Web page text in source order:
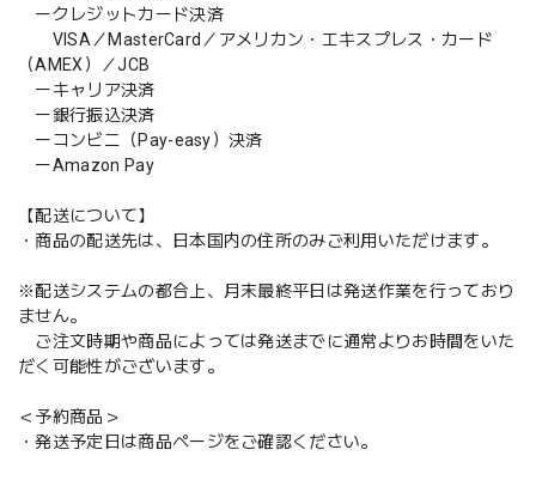
ークレジットカード決済
VISA／MasterCard／アメリカン・エキスプレス・カード
（AMEX）／JCB
ーキャリア決済
ー銀行振込決済
ーコンビニ（Pay-easy）決済
ーAmazon Pay
【配送について】
・商品の配送先は、日本国内の住所のみご利用いただけます。
※配送システムの都合上、月末最終平日は発送作業を行っており
ません。
ご注文時期や商品によっては発送までに通常よりお時間をいた
だく可能性がございます。
＜予約商品＞
・発送予定日は商品ページをご確認ください。